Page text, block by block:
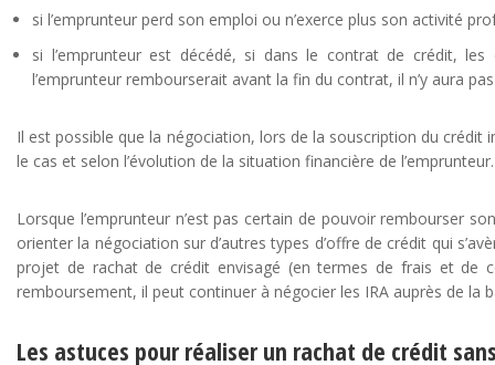
si l’emprunteur perd son emploi ou n’exerce plus son activité
si l’emprunteur est décédé, si dans le contrat de crédit, les
l’emprunteur rembourserait avant la fin du contrat, il n’y aura
Il est possible que la négociation, lors de la souscription du
le cas et selon l’évolution de la situation financière de l’emprunteur.
Lorsque l’emprunteur n’est pas certain de pouvoir rembourser
orienter la négociation sur d’autres types d’offre de crédit qui
projet de rachat de crédit envisagé (en termes de frais et de
remboursement, il peut continuer à négocier les IRA auprès de la
Les astuces pour réaliser un rachat de crédit